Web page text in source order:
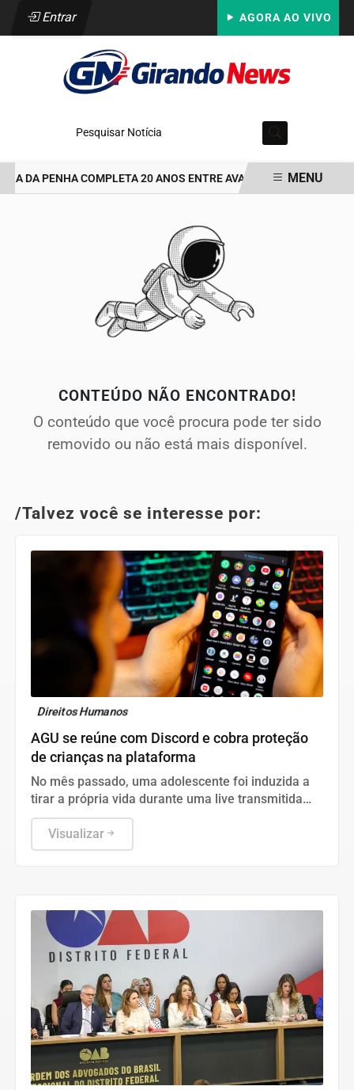
Entrar AGORA AO VIVO
Pesquisar Notícia
DA PENHA COMPLETA 20 ANOS ENTRE AVANÇOS E DESAFIOS
MENU
CONTEÚDO NÃO ENCONTRADO!
O conteúdo que você procura pode ter sido
removido ou não está mais disponível.
/Talvez você se interesse por:
Direitos Humanos
AGU se reúne com Discord e cobra proteção
de crianças na plataforma
No mês passado, uma adolescente foi induzida a
tirar a própria vida durante uma live transmitida
pela plataforma
Visualizar